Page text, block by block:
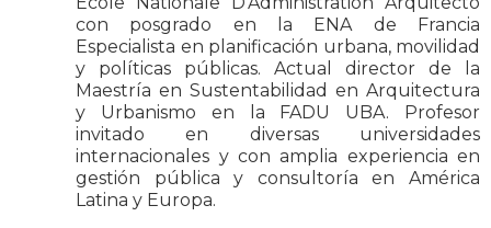
con posgrado en la ENA de Francia
Especialista en planificación urbana, movilidad
y políticas públicas. Actual director de la
Maestría en Sustentabilidad en Arquitectura
y Urbanismo en la FADU UBA. Profesor
invitado en diversas universidades
internacionales y con amplia experiencia en
gestión pública y consultoría en América
Latina y Europa.